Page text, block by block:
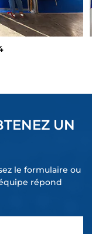
UN
le formulaire ou
répond